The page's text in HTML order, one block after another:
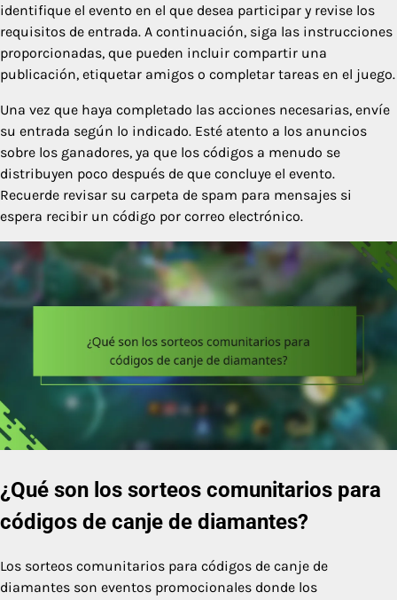
identifique el evento en el que desea participar y revise los
requisitos de entrada. A continuación, siga las instrucciones
proporcionadas, que pueden incluir compartir una
publicación, etiquetar amigos o completar tareas en el juego.
Una vez que haya completado las acciones necesarias, envíe
su entrada según lo indicado. Esté atento a los anuncios
sobre los ganadores, ya que los códigos a menudo se
distribuyen poco después de que concluye el evento.
Recuerde revisar su carpeta de spam para mensajes si
espera recibir un código por correo electrónico.
¿Qué son los sorteos comunitarios para
códigos de canje de diamantes?
Los sorteos comunitarios para códigos de canje de
diamantes son eventos promocionales donde los